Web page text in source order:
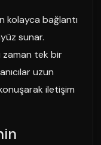
kolayca bağlantı
sunar.
tek bir
uzun
iletişim